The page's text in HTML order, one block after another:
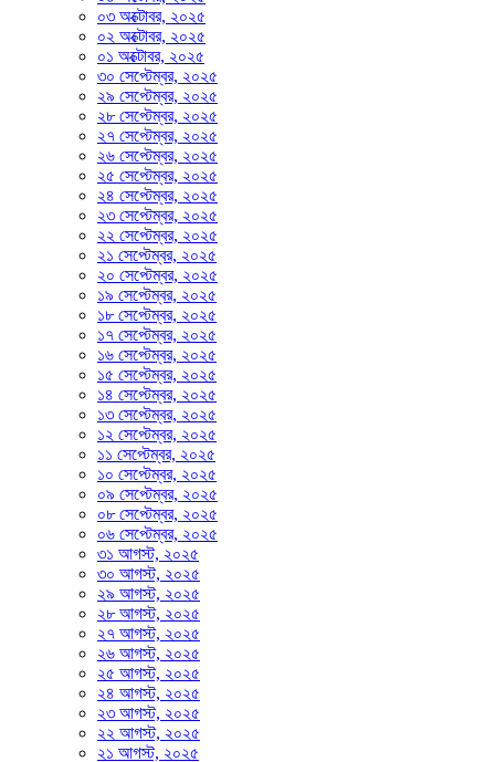
০৩ অক্টোবর, ২০২৫
০২ অক্টোবর, ২০২৫
০১ অক্টোবর, ২০২৫
৩০ সেপ্টেম্বর, ২০২৫
২৯ সেপ্টেম্বর, ২০২৫
২৮ সেপ্টেম্বর, ২০২৫
২৭ সেপ্টেম্বর, ২০২৫
২৬ সেপ্টেম্বর, ২০২৫
২৫ সেপ্টেম্বর, ২০২৫
২৪ সেপ্টেম্বর, ২০২৫
২৩ সেপ্টেম্বর, ২০২৫
২২ সেপ্টেম্বর, ২০২৫
২১ সেপ্টেম্বর, ২০২৫
২০ সেপ্টেম্বর, ২০২৫
১৯ সেপ্টেম্বর, ২০২৫
১৮ সেপ্টেম্বর, ২০২৫
১৭ সেপ্টেম্বর, ২০২৫
১৬ সেপ্টেম্বর, ২০২৫
১৫ সেপ্টেম্বর, ২০২৫
১৪ সেপ্টেম্বর, ২০২৫
১৩ সেপ্টেম্বর, ২০২৫
১২ সেপ্টেম্বর, ২০২৫
১১ সেপ্টেম্বর, ২০২৫
১০ সেপ্টেম্বর, ২০২৫
০৯ সেপ্টেম্বর, ২০২৫
০৮ সেপ্টেম্বর, ২০২৫
০৬ সেপ্টেম্বর, ২০২৫
৩১ আগস্ট, ২০২৫
৩০ আগস্ট, ২০২৫
২৯ আগস্ট, ২০২৫
২৮ আগস্ট, ২০২৫
২৭ আগস্ট, ২০২৫
২৬ আগস্ট, ২০২৫
২৫ আগস্ট, ২০২৫
২৪ আগস্ট, ২০২৫
২৩ আগস্ট, ২০২৫
২২ আগস্ট, ২০২৫
২১ আগস্ট, ২০২৫